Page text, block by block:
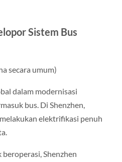
Sistem Bus
secara umum)
dalam modernisasi
bus. Di Shenzhen,
elektrifikasi penuh
Shenzhen